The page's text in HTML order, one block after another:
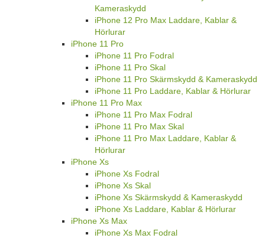
Kameraskydd
iPhone 12 Pro Max Laddare, Kablar &
Hörlurar
iPhone 11 Pro
iPhone 11 Pro Fodral
iPhone 11 Pro Skal
iPhone 11 Pro Skärmskydd & Kameraskydd
iPhone 11 Pro Laddare, Kablar & Hörlurar
iPhone 11 Pro Max
iPhone 11 Pro Max Fodral
iPhone 11 Pro Max Skal
iPhone 11 Pro Max Laddare, Kablar &
Hörlurar
iPhone Xs
iPhone Xs Fodral
iPhone Xs Skal
iPhone Xs Skärmskydd & Kameraskydd
iPhone Xs Laddare, Kablar & Hörlurar
iPhone Xs Max
iPhone Xs Max Fodral